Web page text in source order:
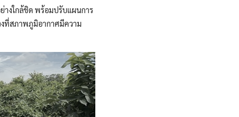
างใกล้ชิด พร้อมปรับแผนการ
ที่สภาพภูมิอากาศมีความ